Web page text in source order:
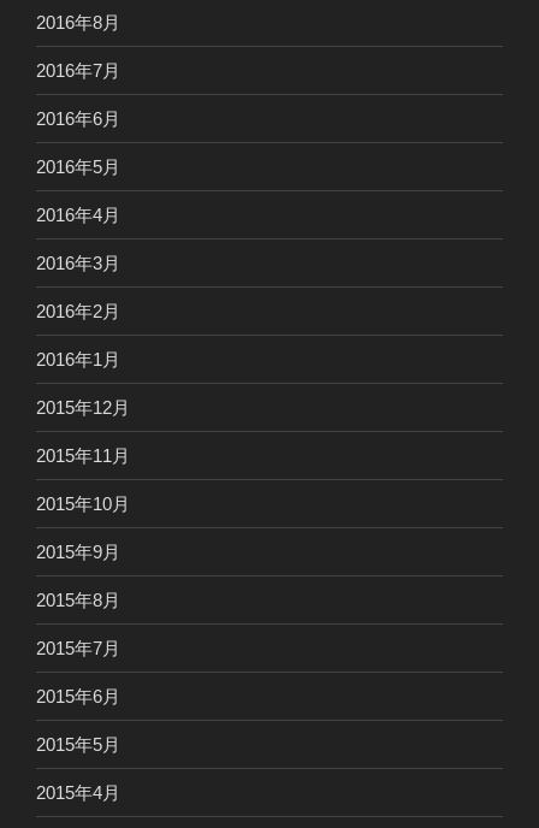
2016年8月
2016年7月
2016年6月
2016年5月
2016年4月
2016年3月
2016年2月
2016年1月
2015年12月
2015年11月
2015年10月
2015年9月
2015年8月
2015年7月
2015年6月
2015年5月
2015年4月